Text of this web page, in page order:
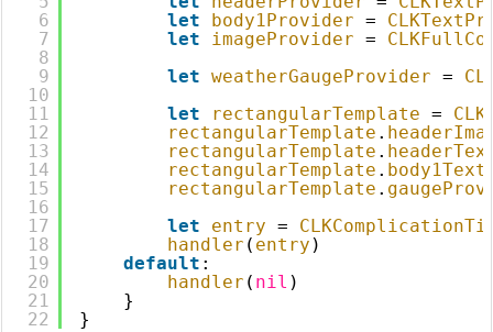
6
7
8
9
10
11
12
13
14
15
16
17
18
19
20
21
22
let
body1Provider =
let
imageProvider =
let weatherGaugeProvider =
let
rectangularTemplate =
rectangularTemplate .
rectangularTemplate .
rectangularTemplate .
rectangularTemplate .
let
entry =
handler ( entry )
default :
handler ( nil )
}
}